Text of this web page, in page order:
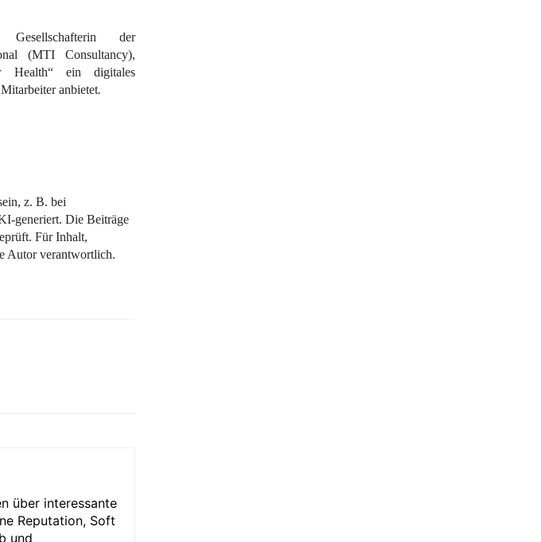
der
(MTI Consultancy),
Health“ ein digitales
anbietet.
z. B. bei
generiert. Die Beiträge
Für Inhalt,
Autor verantwortlich.
über interessante
Reputation, Soft
und